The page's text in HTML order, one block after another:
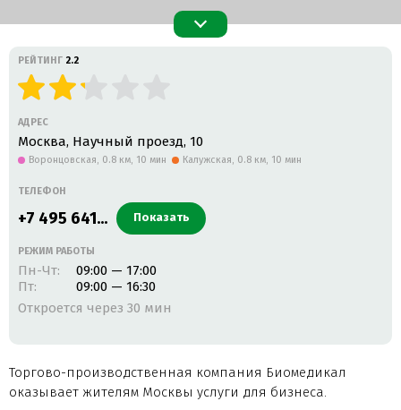
РЕЙТИНГ 2.2
АДРЕС
Москва, Научный проезд, 10
Воронцовская, 0.8 км, 10 мин Калужская, 0.8 км, 10 мин
ТЕЛЕФОН
Показать
+7 495 641...
РЕЖИМ РАБОТЫ
Пн-Чт:
09:00 — 17:00
Пт:
09:00 — 16:30
Откроется через 30 мин
Торгово-производственная компания Биомедикал
оказывает жителям Москвы услуги для бизнеса.